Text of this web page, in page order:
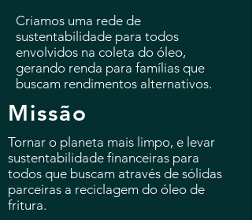
Criamos uma rede de
sustentabilidade para todos
envolvidos na coleta do óleo,
gerando renda para famílias que
buscam rendimentos alternativos.
Missão
Tornar o planeta mais limpo, e levar
sustentabilidade financeiras para
todos que buscam através de sólidas
parceiras a reciclagem do óleo de
fritura.